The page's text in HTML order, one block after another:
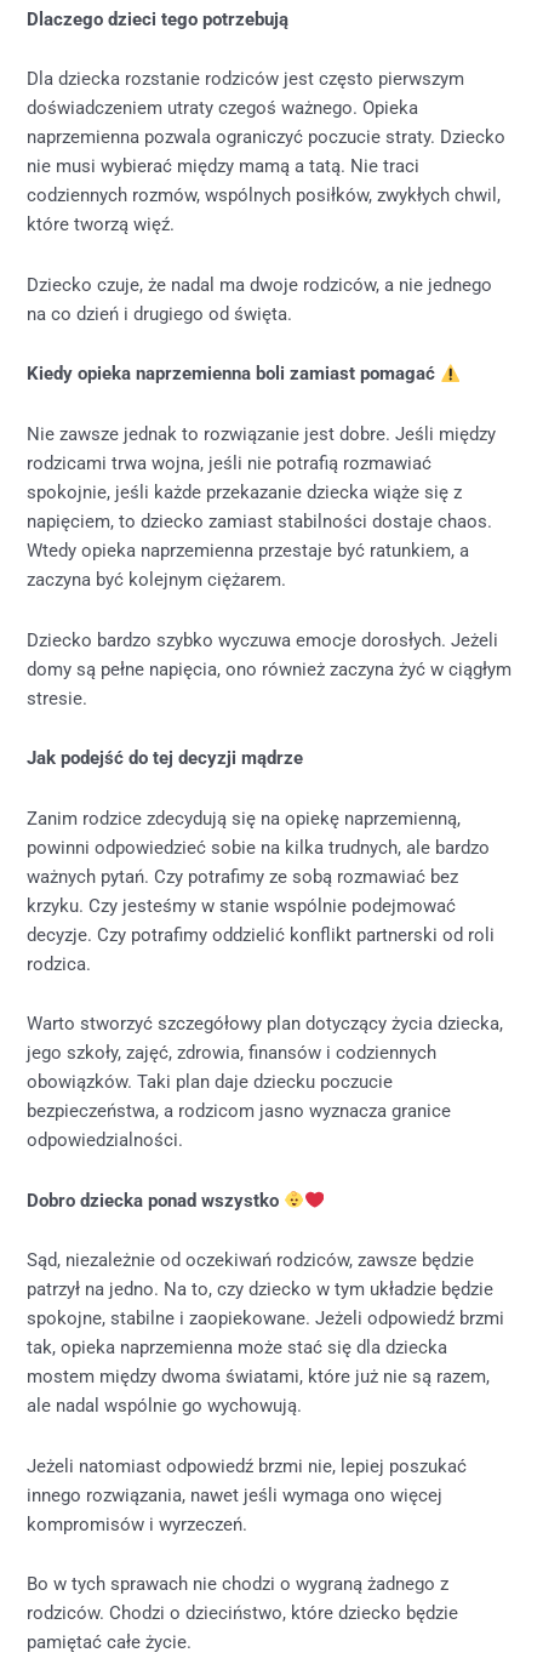
Dlaczego dzieci tego potrzebują
Dla dziecka rozstanie rodziców jest często pierwszym
doświadczeniem utraty czegoś ważnego. Opieka
naprzemienna pozwala ograniczyć poczucie straty. Dziecko
nie musi wybierać między mamą a tatą. Nie traci
codziennych rozmów, wspólnych posiłków, zwykłych chwil,
które tworzą więź.
Dziecko czuje, że nadal ma dwoje rodziców, a nie jednego
na co dzień i drugiego od święta.
Kiedy opieka naprzemienna boli zamiast pomagać
Nie zawsze jednak to rozwiązanie jest dobre. Jeśli między
rodzicami trwa wojna, jeśli nie potrafią rozmawiać
spokojnie, jeśli każde przekazanie dziecka wiąże się z
napięciem, to dziecko zamiast stabilności dostaje chaos.
Wtedy opieka naprzemienna przestaje być ratunkiem, a
zaczyna być kolejnym ciężarem.
Dziecko bardzo szybko wyczuwa emocje dorosłych. Jeżeli
domy są pełne napięcia, ono również zaczyna żyć w ciągłym
stresie.
Jak podejść do tej decyzji mądrze
Zanim rodzice zdecydują się na opiekę naprzemienną,
powinni odpowiedzieć sobie na kilka trudnych, ale bardzo
ważnych pytań. Czy potrafimy ze sobą rozmawiać bez
krzyku. Czy jesteśmy w stanie wspólnie podejmować
decyzje. Czy potrafimy oddzielić konflikt partnerski od roli
rodzica.
Warto stworzyć szczegółowy plan dotyczący życia dziecka,
jego szkoły, zajęć, zdrowia, finansów i codziennych
obowiązków. Taki plan daje dziecku poczucie
bezpieczeństwa, a rodzicom jasno wyznacza granice
odpowiedzialności.
Dobro dziecka ponad wszystko
Sąd, niezależnie od oczekiwań rodziców, zawsze będzie
patrzył na jedno. Na to, czy dziecko w tym układzie będzie
spokojne, stabilne i zaopiekowane. Jeżeli odpowiedź brzmi
tak, opieka naprzemienna może stać się dla dziecka
mostem między dwoma światami, które już nie są razem,
ale nadal wspólnie go wychowują.
Jeżeli natomiast odpowiedź brzmi nie, lepiej poszukać
innego rozwiązania, nawet jeśli wymaga ono więcej
kompromisów i wyrzeczeń.
Bo w tych sprawach nie chodzi o wygraną żadnego z
rodziców. Chodzi o dzieciństwo, które dziecko będzie
pamiętać całe życie.